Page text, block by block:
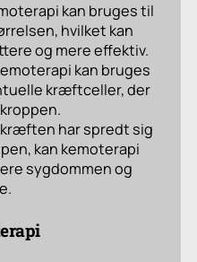
kan bruges til
hvilket kan
og mere effektiv.
kan bruges
kræftceller, der
har spredt sig
kan kemoterapi
sygdommen og